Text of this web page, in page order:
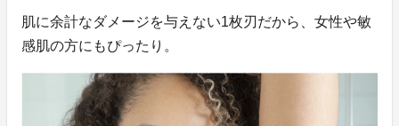
肌に余計なダメージを与えない1枚刃だから、女性や敏
感肌の方にもぴったり。